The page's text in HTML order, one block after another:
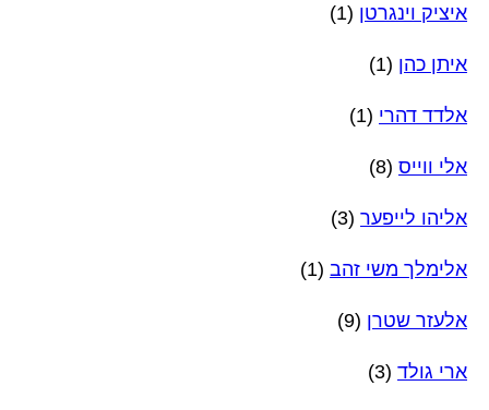
איציק וינגרטן (1)
איתן כהן (1)
אלדד דהרי (1)
אלי ווייס (8)
אליהו לייפער (3)
אלימלך משי זהב (1)
אלעזר שטרן (9)
ארי גולד (3)